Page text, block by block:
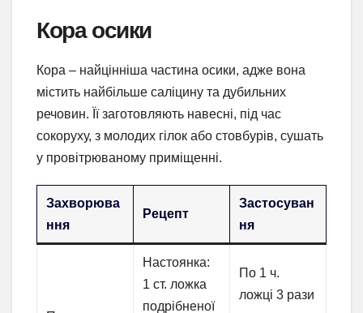
Кора осики
Кора – найцінніша частина осики, адже вона
містить найбільше саліцину та дубильних
речовин. Її заготовляють навесні, під час
сокоруху, з молодих гілок або стовбурів, сушать
у провітрюваному приміщенні.
Захворюва
ння
Рецепт
Застосуван
ня
Настоянка:
1 ст. ложка
подрібненої
По 1 ч.
ложці 3 рази